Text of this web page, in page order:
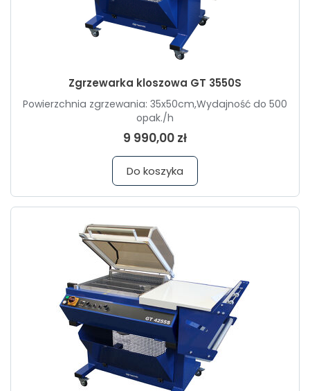
Zgrzewarka kloszowa GT 3550S
Powierzchnia zgrzewania: 35x50cm,Wydajność do 500
opak./h
9 990,00 zł
Do koszyka